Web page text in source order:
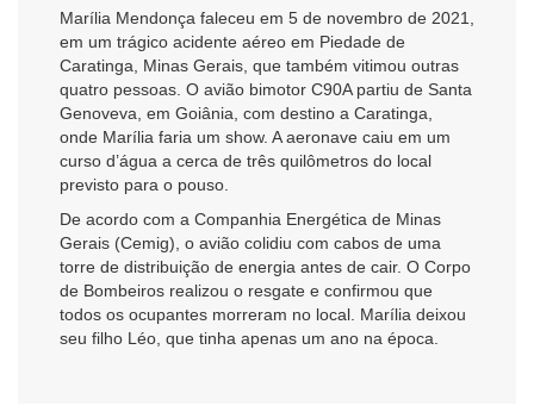
Marília Mendonça faleceu em 5 de novembro de 2021,
em um trágico acidente aéreo em Piedade de
Caratinga, Minas Gerais, que também vitimou outras
quatro pessoas. O avião bimotor C90A partiu de Santa
Genoveva, em Goiânia, com destino a Caratinga,
onde Marília faria um show. A aeronave caiu em um
curso d’água a cerca de três quilômetros do local
previsto para o pouso.
De acordo com a Companhia Energética de Minas
Gerais (Cemig), o avião colidiu com cabos de uma
torre de distribuição de energia antes de cair. O Corpo
de Bombeiros realizou o resgate e confirmou que
todos os ocupantes morreram no local. Marília deixou
seu filho Léo, que tinha apenas um ano na época.